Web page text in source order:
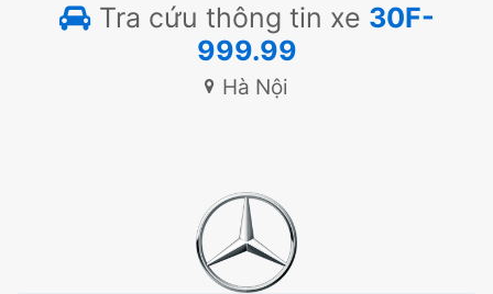
Tra cứu thông tin xe 30F-
999.99
Hà Nội